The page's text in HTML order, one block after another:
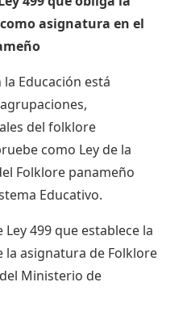
asignatura en el
Educación está
del folklore
como Ley de la
Folklore panameño
Educativo.
499 que establece la
la asignatura de Folklore
Ministerio de